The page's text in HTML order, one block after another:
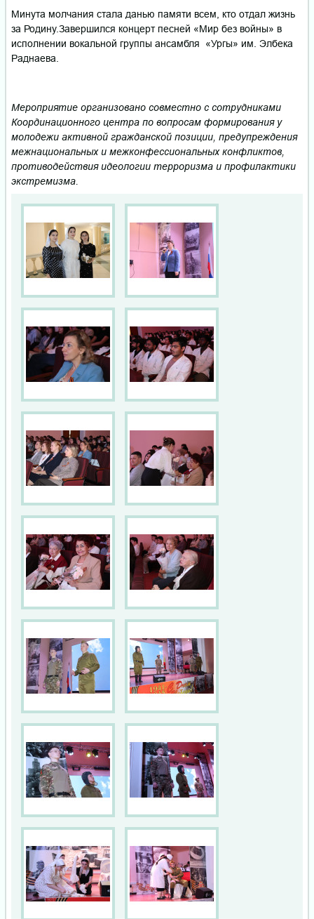
Минута молчания стала данью памяти всем, кто отдал жизнь
за Родину.Завершился концерт песней «Мир без войны» в
исполнении вокальной группы ансамбля «Ургы» им. Элбека
Раднаева.
Мероприятие организовано совместно с сотрудниками
Координационного центра по вопросам формирования у
молодежи активной гражданской позиции, предупреждения
межнациональных и межконфессиональных конфликтов,
противодействия идеологии терроризма и профилактики
экстремизма.